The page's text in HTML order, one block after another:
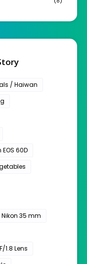
/ Haiwan
60D
35 mm
1.8 Lens